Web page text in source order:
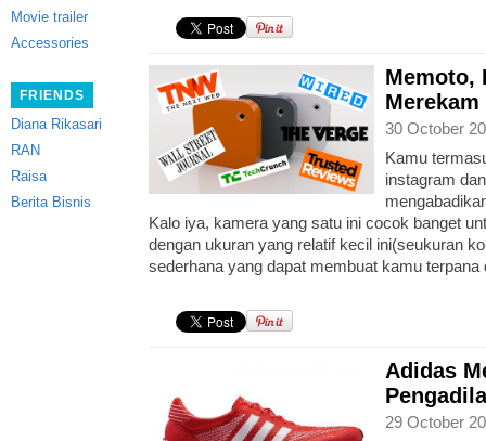
Movie trailer
Accessories
FRIENDS
Diana Rikasari
RAN
Raisa
Berita Bisnis
Memoto,
30 October
Kamu
instagram
Kalo iya, kamera yang satu ini cocok banget
dengan ukuran yang relatif kecil ini(seukuran
sederhana yang dapat membuat kamu terpana
Adidas
29 October